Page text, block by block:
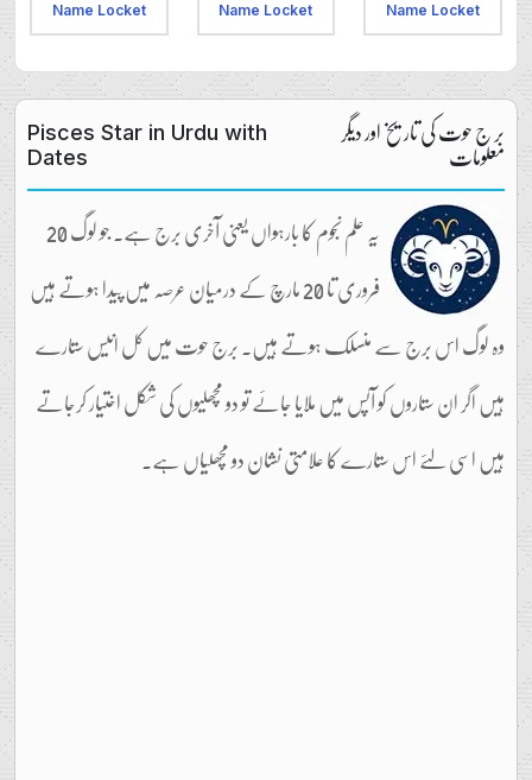
Name Locket
Name Locket
Name Locket
Pisces Star in Urdu with
Dates
بر ج حوت کی تاریخ اور دیگر
معلومات
یہ علم نجوم کا بارہواں یعنی آخری برج ہے۔ جو لوگ 20
فروری تا 20 مارچ کے درمیان عرصہ میں پیدا ہوتے ہیں
وہ لوگ اس برج سے منسلک ہوتے ہیں۔ برج حوت میں کل انیس ستارے
ہیں اگر ان ستاروں کو آپس میں ملایا جائے تو دو مچھلیوں کی شکل اختیار کرجاتے
ہیں اسی لئے اس ستارے کا علامتی نشان دو مچھلیاں ہے۔